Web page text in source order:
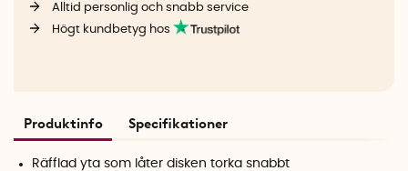
Alltid personlig och snabb service
Högt kundbetyg hos
Produktinfo Specifikationer
Räfflad yta som låter disken torka snabbt